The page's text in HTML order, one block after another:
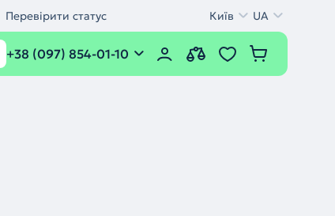
Перевірити статус Київ UA
+38 (097) 854-01-10